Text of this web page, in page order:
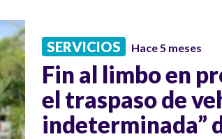
SERVICIOS Hace 5 meses
Fin al limbo en
el traspaso de
indeterminada”